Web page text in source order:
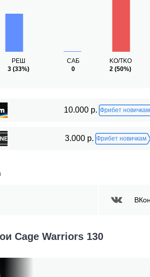
РЕШ
3 (33%)
САБ
0
KO/TKO
2 (50%)
10.000 р. Фрибет новичкам
3.000 р. Фрибет новичкам
Cage Warriors 130